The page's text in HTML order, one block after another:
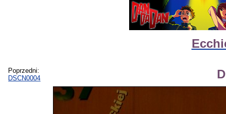
Poprzedni:
DSCN0004